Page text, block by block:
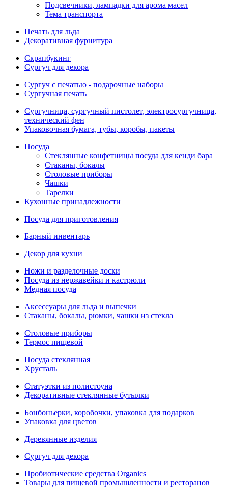
Подсвечники, лампадки для арома масел
Тема транспорта
Печать для льда
Декоративная фурнитура
Скрапбукинг
Сургуч для декора
Сургуч с печатью - подарочные наборы
Сургучная печать
Сургучница, сургучный пистолет, электросургучница,
технический фен
Упаковочная бумага, тубы, коробы, пакеты
Посуда
Стеклянные конфетницы посуда для кенди бара
Стаканы, бокалы
Столовые приборы
Чашки
Тарелки
Кухонные принадлежности
Посуда для приготовления
Барный инвентарь
Декор для кухни
Ножи и разделочные доски
Посуда из нержавейки и кастрюли
Медная посуда
Аксессуары для льда и выпечки
Стаканы, бокалы, рюмки, чашки из стекла
Столовые приборы
Термос пищевой
Посуда стеклянная
Хрусталь
Статуэтки из полистоуна
Декоративные стеклянные бутылки
Бонбоньерки, коробочки, упаковка для подарков
Упаковка для цветов
Деревянные изделия
Сургуч для декора
Пробиотические средства Organics
Товары для пищевой промышленности и ресторанов